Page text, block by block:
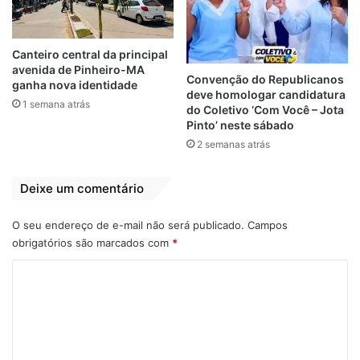
outras doenças que pudesse nos salvar.
Dois setores da sociedade nos socorreram:
primeiro, nunca tínhamos testemunhado a
união de todos os cientistas do mundo,
que, num trabalho gigantesco,
desenvolveram em prazo curtíssimo as
vacinas que começaram a surgir em muitos
onde existiam maiores e melhores recursos
humanos.
O outro setor foi o da imprensa, com seus
Canteiro central da principal
avenida de Pinheiro-MA
ganha nova identidade
1 semana atrás
Convenção do Republicanos
deve homologar candidatura
do Coletivo ‘Com Você – Jota
Pinto’ neste sábado
2 semanas atrás
Deixe um comentário
O seu endereço de e-mail não será publicado. Campos
obrigatórios são marcados com *